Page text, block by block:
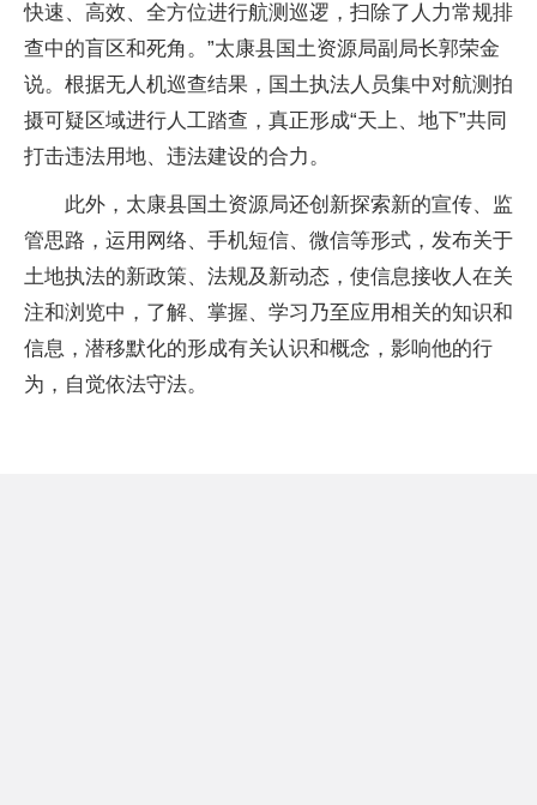
快速、高效、全方位进行航测巡逻，扫除了人力常规排
查中的盲区和死角。”太康县国土资源局副局长郭荣金
说。根据无人机巡查结果，国土执法人员集中对航测拍
摄可疑区域进行人工踏查，真正形成“天上、地下”共同
打击违法用地、违法建设的合力。
此外，太康县国土资源局还创新探索新的宣传、监
管思路，运用网络、手机短信、微信等形式，发布关于
土地执法的新政策、法规及新动态，使信息接收人在关
注和浏览中，了解、掌握、学习乃至应用相关的知识和
信息，潜移默化的形成有关认识和概念，影响他的行
为，自觉依法守法。